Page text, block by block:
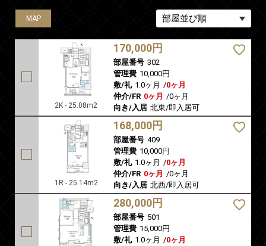
MAP
2K - 25.08m2
170,000円
部屋番号 302
管理費 10,000円
敷/礼 1.0ヶ月 /0ヶ月
仲介/FR 0ヶ月 /0ヶ月
向き/入居 北東/即入居可
MAP
1R - 25.14m2
168,000円
部屋番号 409
管理費 10,000円
敷/礼 1.0ヶ月 /0ヶ月
仲介/FR 0ヶ月 /0ヶ月
向き/入居 北西/即入居可
MAP
280,000円
部屋番号 501
管理費 15,000円
敷/礼 1.0ヶ月 /0ヶ月
MAP
MAP